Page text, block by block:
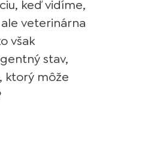
keď vidíme,
veterinárna
však
stav,
ktorý môže